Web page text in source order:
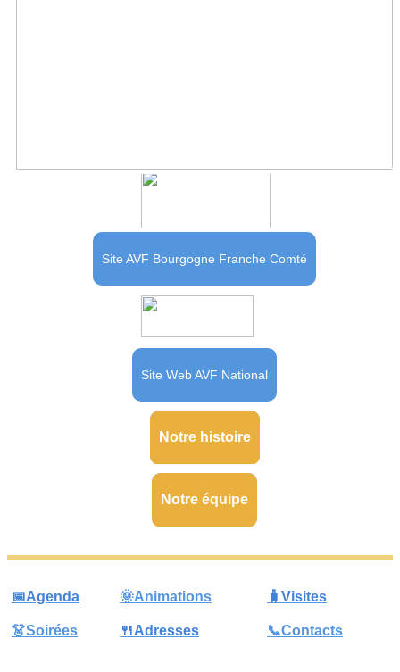
Site AVF Bourgogne Franche Comté
Site Web AVF National
Notre histoire
Notre équipe
📅Agenda 🌞Animations 🧳Visites
👗Soirées 🍴Adresses 📞Contacts